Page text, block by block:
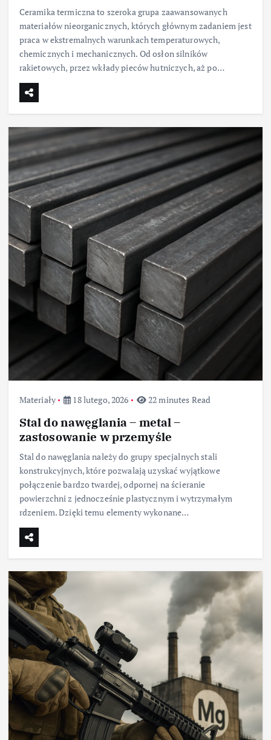
Ceramika termiczna to szeroka grupa zaawansowanych
materiałów nieorganicznych, których głównym zadaniem jest
praca w ekstremalnych warunkach temperaturowych,
chemicznych i mechanicznych. Od osłon silników
rakietowych, przez wkłady pieców hutniczych, aż po…
Materiały 18 lutego, 2026 22 minutes Read
Stal do nawęglania – metal –
zastosowanie w przemyśle
Stal do nawęglania należy do grupy specjalnych stali
konstrukcyjnych, które pozwalają uzyskać wyjątkowe
połączenie bardzo twardej, odpornej na ścieranie
powierzchni z jednocześnie plastycznym i wytrzymałym
rdzeniem. Dzięki temu elementy wykonane…